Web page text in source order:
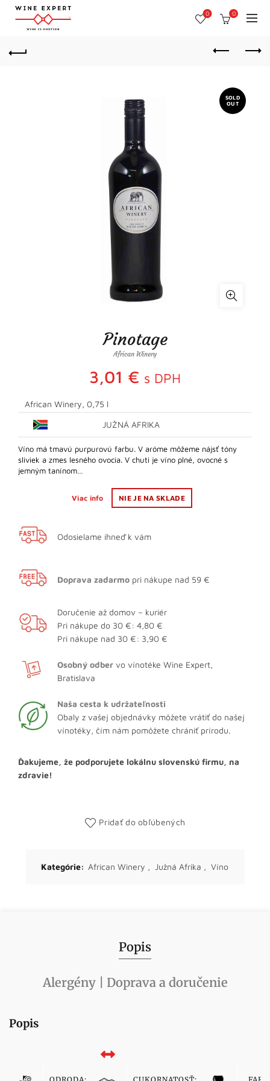
0 0
SOLD
OUT
Pinotage
African Winery
3,01 € s DPH
African Winery, 0,75 l
JUŽNÁ AFRIKA
Víno má tmavú purpurovú farbu. V aróme môžeme nájsť tóny
sliviek a zmes lesného ovocia. V chuti je víno plné, ovocné s
jemným tanínom…
Viac info NIE JE NA SKLADE
Odosielame ihneď k vám
Doprava zadarmo pri nákupe nad 59 €
Doručenie až domov – kuriér
Pri nákupe do 30 €: 4,80 €
Pri nákupe nad 30 €: 3,90 €
Osobný odber vo vínotéke Wine Expert,
Bratislava
Naša cesta k udržateľnosti
Obaly z vašej objednávky môžete vrátiť do našej
vínotéky, čím nám pomôžete chrániť prírodu.
Ďakujeme, že podporujete lokálnu slovenskú firmu, na
zdravie!
Pridať do obľúbených
Kategórie: African Winery , Južná Afrika , Víno
Popis
Alergény | Doprava a doručenie
Popis